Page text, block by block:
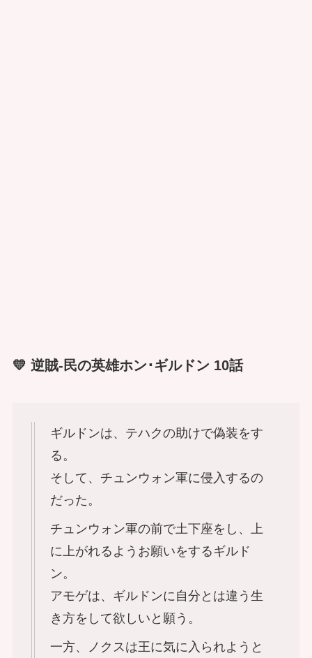
💛 逆賊-民の英雄ホン･ギルドン 10話
ギルドンは、テハクの助けで偽装をす
る。
そして、チュンウォン軍に侵入するの
だった。
チュンウォン軍の前で土下座をし、上
に上がれるようお願いをするギルド
ン。
アモゲは、ギルドンに自分とは違う生
き方をして欲しいと願う。
一方、ノクスは王に気に入られようと